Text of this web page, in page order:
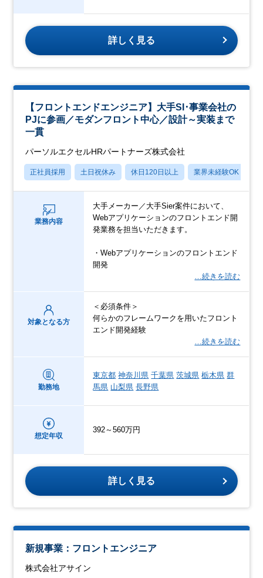
詳しく見る
【フロントエンドエンジニア】大手SI･事業会社の
PJに参画／モダンフロント中心／設計～実装まで
一貫
パーソルエクセルHRパートナーズ株式会社
正社員採用 土日祝休み 休日120日以上 業界未経験OK
業務内容
大手メーカー／大手Sier案件において、
Webアプリケーションのフロントエンド開
発業務を担当いただきます。
・Webアプリケーションのフロントエンド
開発
…続きを読む
対象となる方
＜必須条件＞
何らかのフレームワークを用いたフロント
エンド開発経験
…続きを読む
勤務地
東京都 神奈川県 千葉県 茨城県 栃木県 群
馬県 山梨県 長野県
想定年収
392～560万円
詳しく見る
新規事業：フロントエンジニア
株式会社アサイン